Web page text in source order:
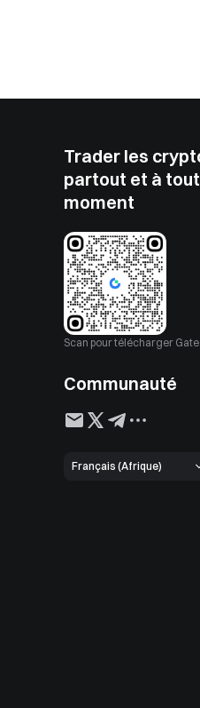
Trader les
partout et à tout
moment
Scan pour télécharger Gate
Communauté
Français (Afrique)